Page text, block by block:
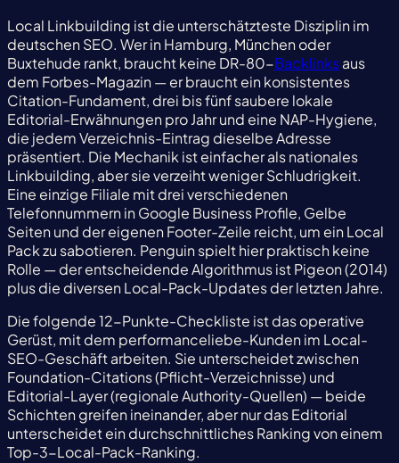
Local Linkbuilding ist die unterschätzteste Disziplin im
deutschen SEO. Wer in Hamburg, München oder
Buxtehude rankt, braucht keine DR-80-Backlinksaus
dem Forbes-Magazin — er braucht ein konsistentes
Citation-Fundament, drei bis fünf saubere lokale
Editorial-Erwähnungen pro Jahr und eine NAP-Hygiene,
die jedem Verzeichnis-Eintrag dieselbe Adresse
präsentiert. Die Mechanik ist einfacher als nationales
Linkbuilding, aber sie verzeiht weniger Schludrigkeit.
Eine einzige Filiale mit drei verschiedenen
Telefonnummern in Google Business Profile, Gelbe
Seiten und der eigenen Footer-Zeile reicht, um ein Local
Pack zu sabotieren. Penguin spielt hier praktisch keine
Rolle — der entscheidende Algorithmus ist Pigeon (2014)
plus die diversen Local-Pack-Updates der letzten Jahre.
Die folgende 12-Punkte-Checkliste ist das operative
Gerüst, mit dem performanceliebe-Kunden im Local-
SEO-Geschäft arbeiten. Sie unterscheidet zwischen
Foundation-Citations (Pflicht-Verzeichnisse) und
Editorial-Layer (regionale Authority-Quellen) — beide
Schichten greifen ineinander, aber nur das Editorial
unterscheidet ein durchschnittliches Ranking von einem
Top-3-Local-Pack-Ranking.